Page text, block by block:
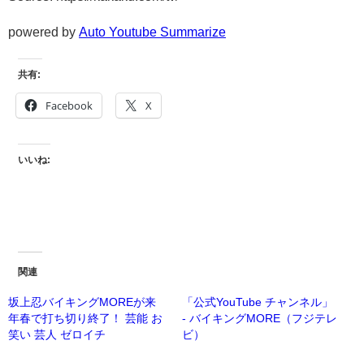
powered by Auto Youtube Summarize
共有:
Facebook X
いいね:
関連
坂上忍バイキングMOREが来
年春で打ち切り終了！ 芸能 お
笑い 芸人 ゼロイチ
「公式YouTube チャンネル」
- バイキングMORE（フジテレ
ビ）